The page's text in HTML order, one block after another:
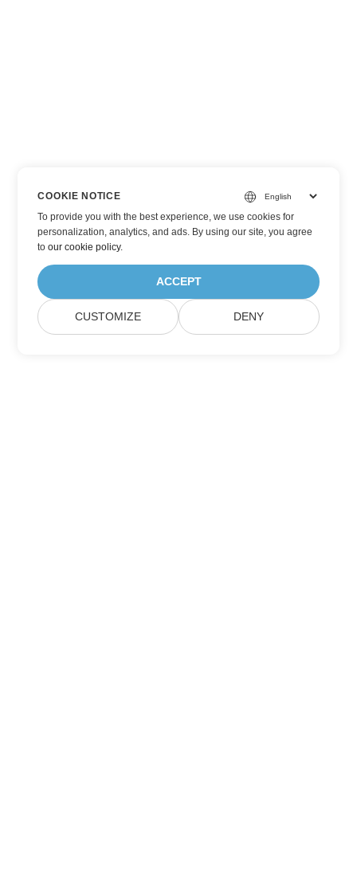
COOKIE NOTICE
To provide you with the best experience, we use cookies for
personalization, analytics, and ads. By using our site, you agree
toour cookie policy.
ACCEPT
CUSTOMIZE DENY